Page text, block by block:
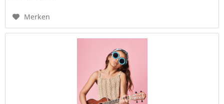
Merken